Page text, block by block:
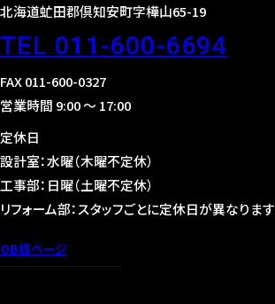
北海道虻田郡倶知安町字樺山65-19
TEL 011-600-6694
FAX 011-600-0327
営業時間 9:00 〜 17:00
定休日
設計室：水曜（木曜不定休）
工事部：日曜（土曜不定休）
リフォーム部：スタッフごとに定休日が異なります
OB様ページ